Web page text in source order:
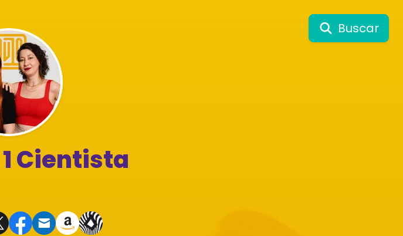
Buscar
Cientista